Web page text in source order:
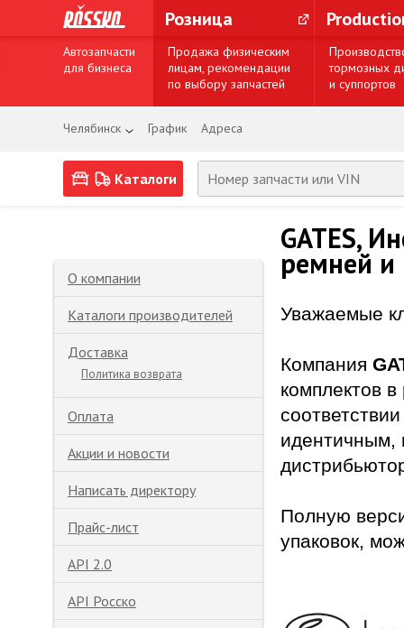
Розница
Автозапчасти
для бизнеса
Продажа физическим
лицам, рекомендации
по выбору запчастей
тормозных
и суппортов
Челябинск График Адреса
Каталоги
О компании
Каталоги производителей
Доставка
Политика возврата
Оплата
Акции и новости
Написать директору
Прайс-лист
API 2.0
API Росско
GATES,
ремней и
Уважаемые
Компания
комплектов
идентичным,
Полную
упаковок,